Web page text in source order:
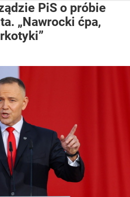
PiS o próbie
„Nawrocki ćpa,